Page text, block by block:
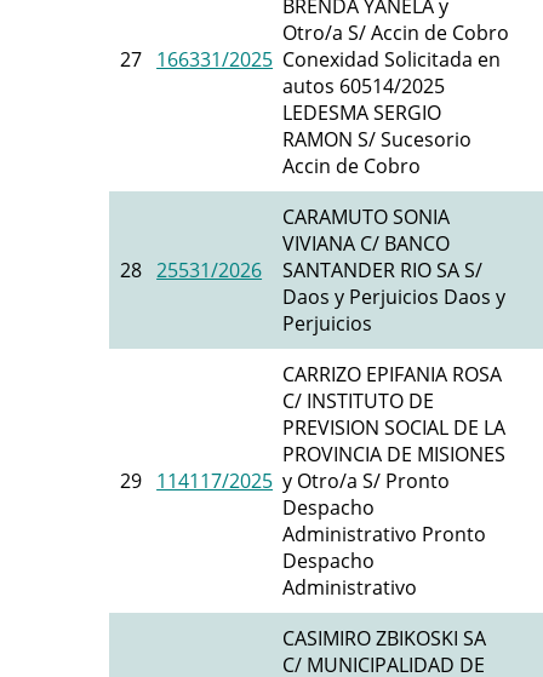
27 166331/2025
BRENDA YANELA y
Otro/a S/ Accin de Cobro
Conexidad Solicitada en
autos 60514/2025
LEDESMA SERGIO
RAMON S/ Sucesorio
Accin de Cobro
28 25531/2026
CARAMUTO SONIA
VIVIANA C/ BANCO
SANTANDER RIO SA S/
Daos y Perjuicios Daos y
Perjuicios
29 114117/2025
CARRIZO EPIFANIA ROSA
C/ INSTITUTO DE
PREVISION SOCIAL DE LA
PROVINCIA DE MISIONES
y Otro/a S/ Pronto
Despacho
Administrativo Pronto
Despacho
Administrativo
CASIMIRO ZBIKOSKI SA
C/ MUNICIPALIDAD DE